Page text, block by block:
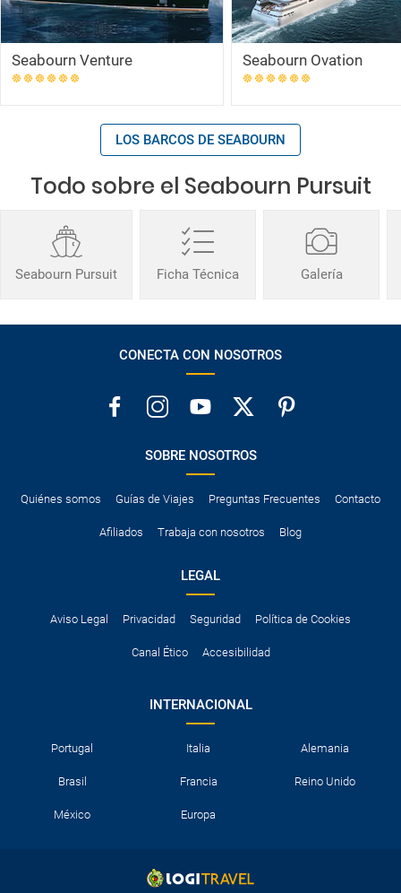
Seabourn Venture Seabourn Ovation
LOS BARCOS DE SEABOURN
Todo sobre el Seabourn Pursuit
Seabourn Pursuit Ficha Técnica Galería
CONECTA CON NOSOTROS
SOBRE NOSOTROS
Quiénes somos Guías de Viajes Preguntas Frecuentes Contacto
Afiliados Trabaja con nosotros Blog
LEGAL
Aviso Legal Privacidad Seguridad Política de Cookies
Canal Ético Accesibilidad
INTERNACIONAL
Portugal Italia Alemania
Brasil Francia Reino Unido
México Europa